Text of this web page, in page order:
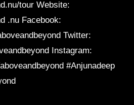
tour Website:
.nu ​​Facebook:
Twitter:
Instagram:
#Anjunadeep